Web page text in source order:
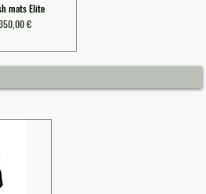
mats Elite
Prix€